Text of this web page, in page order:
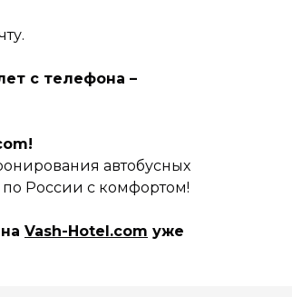
с телефона –
автобусных
России с комфортом!
Vash-Hotel.com уже